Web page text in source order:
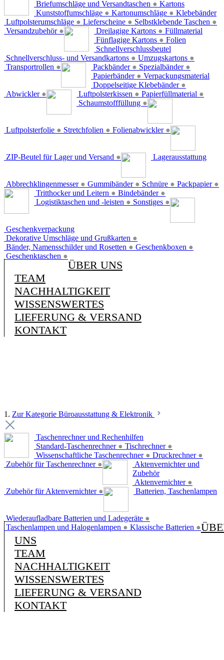
Briefumschläge und Versandtaschen ●
Kunststoffumschläge ● Kartonumschläge ●
Luftpolsterumschläge ● Lieferscheine ● Selbstklebende Taschen ●
Versandzubehör ●
Kartons
Dreilagige Kartons ●
Fünflagige Kartons ●
Schnellverschluss- und Versandkartons ● Umzugskartons ●
Transportrollen ●
Klebebänder
Packbänder ● Spezialbänder ●
Papierbänder ●
Doppelseitige Klebebänder ●
Abwickler ●
Füllmaterial
Luftpolsterkissen ● Papierfüllmaterial ●
Schaumstofffüllung ●
Folien
Luftpolsterfolie ● Stretchfolien ● Folienabwickler ●
Schnellverschlussbeutel
ZIP-Beutel für Lager und Versand ●
Verpackungsmaterial
Abbrechklingenmesser ● Gummibänder ● Schnüre ● Packpapier ●
Lagerausstattung
Tritthocker und Leitern ● Bindebänder ●
Logistiktaschen und -leisten ● Sonstiges ●
Geschenkverpackung
Dekorative Umschläge und Grußkarten ●
Bänder, Namensschilder und Rosetten ● Geschenkboxen ●
Geschenktaschen ●
ÜBER UNS
TEAM
NACHHALTIGKEIT
WISSENSWERTES
LIEFERUNG & VERSAND
KONTAKT
1. Zur Kategorie Büroausstattung & Elektronik
Taschenrechner und Rechenhilfen
Standard-Taschenrechner ● Tischrechner ●
Wissenschaftliche Taschenrechner ● Druckrechner ●
Zubehör für Taschenrechner ●
Aktenvernichter und
Zubehör
Aktenvernichter ●
Zubehör für Aktenvernichter ● Batterien, Taschenlampen
Wiederaufladbare Batterien und Ladegeräte ●
Taschenlampen und Halogenlampen ● Klassische Batterien ●
UNS
TEAM
NACHHALTIGKEIT
WISSENSWERTES
LIEFERUNG & VERSAND
KONTAKT